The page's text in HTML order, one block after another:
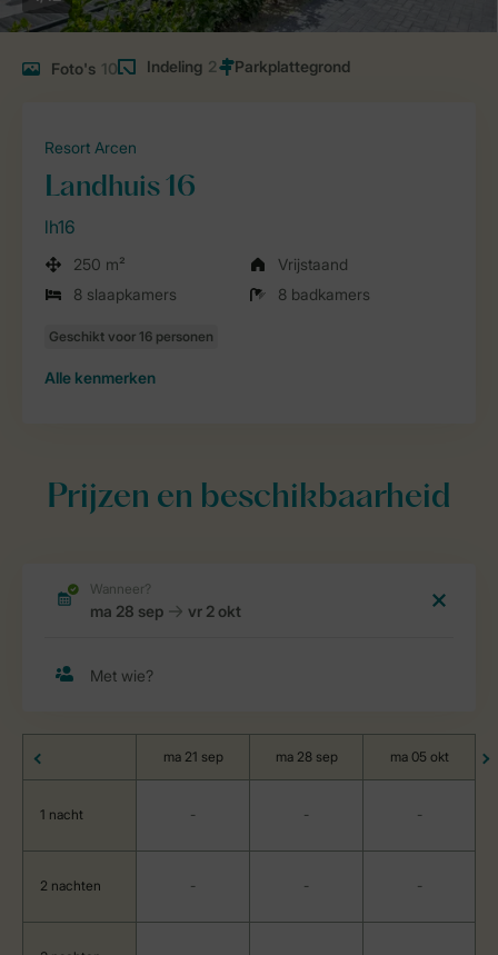
Foto's 10 Indeling 2
Resort Arcen
Landhuis 16
lh16
250 m²
Vrijstaand
8 slaapkamers
8 badkamers
Alle kenmerken
Prijzen en beschikbaarheid
ma 21 sep ma 28 sep ma 05 okt
1 nacht - - -
2 nachten - - -